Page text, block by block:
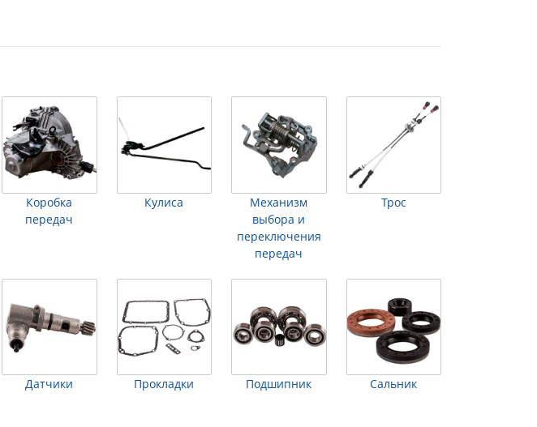
Коробка
передач
Кулиса
Механизм
выбора и
переключения
передач
Трос
Датчики Прокладки Подшипник Сальник